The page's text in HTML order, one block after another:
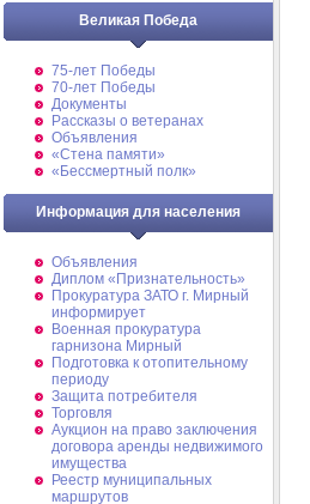
Великая Победа
75-лет Победы
70-лет Победы
Документы
Рассказы о ветеранах
Объявления
«Стена памяти»
«Бессмертный полк»
Информация для населения
Объявления
Диплом «Признательность»
Прокуратура ЗАТО г. Мирный
информирует
Военная прокуратура
гарнизона Мирный
Подготовка к отопительному
периоду
Защита потребителя
Торговля
Аукцион на право заключения
договора аренды недвижимого
имущества
Реестр муниципальных
маршрутов